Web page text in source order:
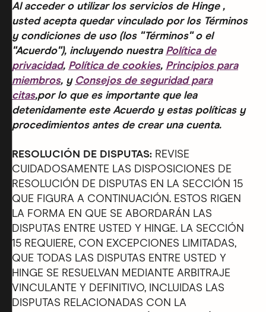
Al acceder o utilizar los servicios de Hinge ,
usted acepta quedar vinculado por los Términos
y condiciones de uso (los "Términos" o el
"Acuerdo"), incluyendo nuestra Política de
privacidad, Política de cookies, Principios para
miembros, y Consejos de seguridad para
citas,por lo que es importante que lea
detenidamente este Acuerdo y estas políticas y
procedimientos antes de crear una cuenta.
RESOLUCIÓN DE DISPUTAS: REVISE
CUIDADOSAMENTE LAS DISPOSICIONES DE
RESOLUCIÓN DE DISPUTAS EN LA SECCIÓN 15
QUE FIGURA A CONTINUACIÓN. ESTOS RIGEN
LA FORMA EN QUE SE ABORDARÁN LAS
DISPUTAS ENTRE USTED Y HINGE. LA SECCIÓN
15 REQUIERE, CON EXCEPCIONES LIMITADAS,
QUE TODAS LAS DISPUTAS ENTRE USTED Y
HINGE SE RESUELVAN MEDIANTE ARBITRAJE
VINCULANTE Y DEFINITIVO, INCLUIDAS LAS
DISPUTAS RELACIONADAS CON LA